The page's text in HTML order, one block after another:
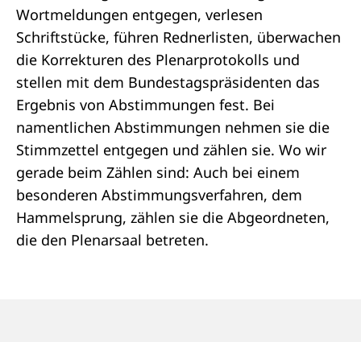
Wortmeldungen entgegen, verlesen
Schriftstücke, führen Rednerlisten, überwachen
die Korrekturen des Plenarprotokolls und
stellen mit dem Bundestagspräsidenten das
Ergebnis von Abstimmungen fest. Bei
namentlichen Abstimmungen nehmen sie die
Stimmzettel entgegen und zählen sie. Wo wir
gerade beim Zählen sind: Auch bei einem
besonderen Abstimmungsverfahren, dem
Hammelsprung, zählen sie die Abgeordneten,
die den Plenarsaal betreten.